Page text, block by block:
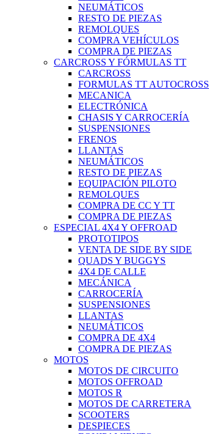
NEUMÁTICOS
RESTO DE PIEZAS
REMOLQUES
COMPRA VEHÍCULOS
COMPRA DE PIEZAS
CARCROSS Y FÓRMULAS TT
CARCROSS
FORMULAS TT AUTOCROSS
MECANICA
ELECTRÓNICA
CHASIS Y CARROCERÍA
SUSPENSIONES
FRENOS
LLANTAS
NEUMÁTICOS
RESTO DE PIEZAS
EQUIPACIÓN PILOTO
REMOLQUES
COMPRA DE CC Y TT
COMPRA DE PIEZAS
ESPECIAL 4X4 Y OFFROAD
PROTOTIPOS
VENTA DE SIDE BY SIDE
QUADS Y BUGGYS
4X4 DE CALLE
MECÁNICA
CARROCERÍA
SUSPENSIONES
LLANTAS
NEUMÁTICOS
COMPRA DE 4X4
COMPRA DE PIEZAS
MOTOS
MOTOS DE CIRCUITO
MOTOS OFFROAD
MOTOS R
MOTOS DE CARRETERA
SCOOTERS
DESPIECES